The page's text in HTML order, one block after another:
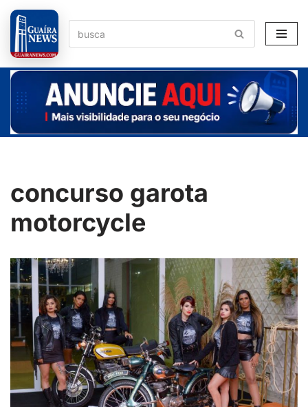
Pular
para
o
conteúdo
concurso garota
motorcycle